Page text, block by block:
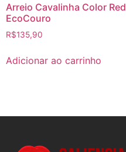
Arreio Cavalinha Color Red
EcoCouro
R$135,90
Adicionar ao carrinho